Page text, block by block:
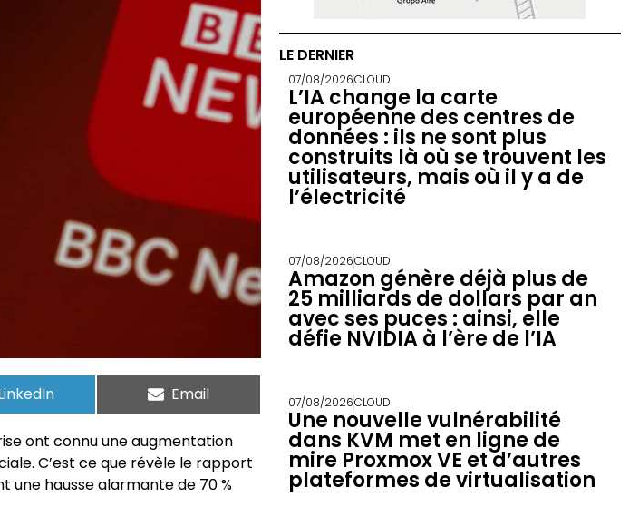
Email
ont connu une augmentation
C’est ce que révèle le rapport
une hausse alarmante de 70 %
LE DERNIER
07/08/2026CLOUD
L’IA change la carte
européenne des centres de
données : ils ne sont plus
construits là où se trouvent les
utilisateurs, mais où il y a de
l’électricité
07/08/2026CLOUD
Amazon génère déjà plus de
25 milliards de dollars par an
avec ses puces : ainsi, elle
défie NVIDIA à l’ère de l’IA
07/08/2026CLOUD
Une nouvelle vulnérabilité
dans KVM met en ligne de
mire Proxmox VE et d’autres
plateformes de virtualisation